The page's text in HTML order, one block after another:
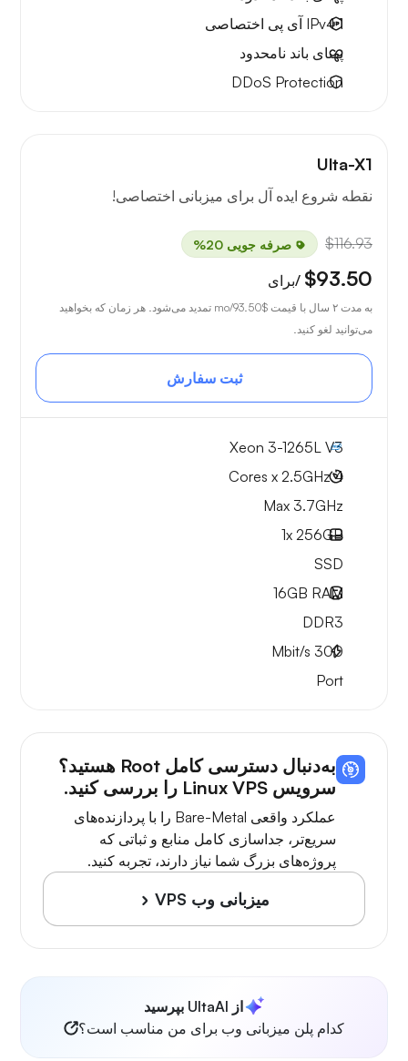
1 IPv4
آی پی اختصاصی
پهنای باند نامحدود
DDoS Protection
Ulta-X1
نقطه شروع ایده آل برای میزبانی اختصاصی!
$116.93 صرفه جویی 20%
$93.50 /برای
به مدت ۲ سال با قیمت $93.50
/mo تمدید می‌شود. هر زمان که بخواهید
می‌توانید لغو کنید.
ثبت سفارش
Xeon 3-1265L V3
4 Cores x 2.5GHz
Max 3.7GHz
1x 256GB
SSD
16GB RAM
DDR3
300
Port
به‌دنبال دسترسی کامل Root هستید؟
سرویس Linux VPS را بررسی کنید.
عملکرد واقعی Bare-Metal را با پردازنده‌های
سریع‌تر، جداسازی کامل منابع و ثباتی که
پروژه‌های بزرگ شما نیاز دارند، تجربه کنید.
میزبانی وب VPS
از UltaAI بپرسید
کدام پلن میزبانی وب برای من مناسب است؟